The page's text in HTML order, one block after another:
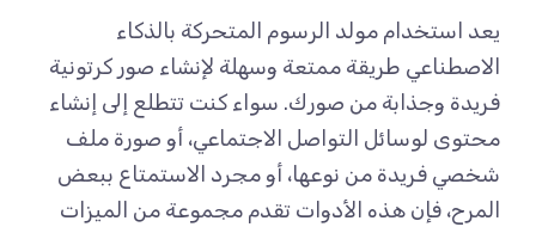
يعد استخدام مولد الرسوم المتحركة بالذكاء
الاصطناعي طريقة ممتعة وسهلة لإنشاء صور كرتونية
فريدة وجذابة من صورك. سواء كنت تتطلع إلى إنشاء
محتوى لوسائل التواصل الاجتماعي، أو صورة ملف
شخصي فريدة من نوعها، أو مجرد الاستمتاع ببعض
المرح، فإن هذه الأدوات تقدم مجموعة من الميزات